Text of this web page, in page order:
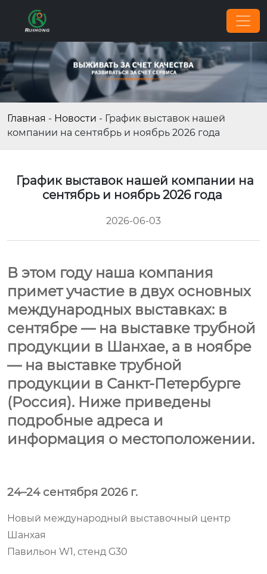
Главная - Новости - График выставок нашей
компании на сентябрь и ноябрь 2026 года
График выставок нашей компании на
сентябрь и ноябрь 2026 года
2026-06-03
В этом году наша компания
примет участие в двух основных
международных выставках: в
сентябре — на выставке трубной
продукции в Шанхае, а в ноябре
— на выставке трубной
продукции в Санкт-Петербурге
(Россия). Ниже приведены
подробные адреса и
информация о местоположении.
24–24 сентября 2026 г.
Новый международный выставочный центр
Шанхая
Павильон W1, стенд G30